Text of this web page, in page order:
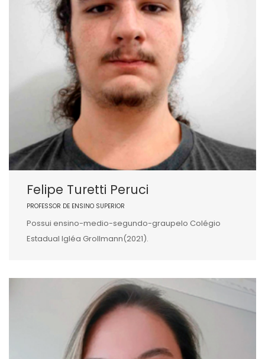
Felipe Turetti Peruci
PROFESSOR DE ENSINO SUPERIOR
Possui ensino-medio-segundo-graupelo Colégio
Estadual Igléa Grollmann(2021).